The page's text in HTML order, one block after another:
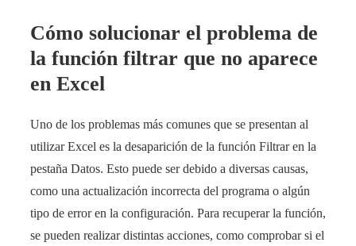
Cómo solucionar el problema de
la función filtrar que no aparece
en Excel
Uno de los problemas más comunes que se presentan al
utilizar Excel es la desaparición de la función Filtrar en la
pestaña Datos. Esto puede ser debido a diversas causas,
como una actualización incorrecta del programa o algún
tipo de error en la configuración. Para recuperar la función,
se pueden realizar distintas acciones, como comprobar si el